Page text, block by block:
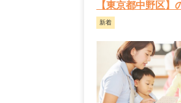
【東京都中野区】
新着